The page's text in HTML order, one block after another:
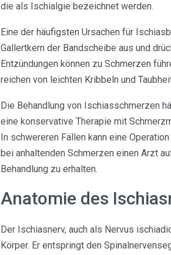
die als Ischialgie bezeichnet werden.
Eine der häufigsten Ursachen für
Gallertkern der Bandscheibe aus und
Entzündungen können zu Schmerzen
reichen von leichten Kribbeln und
Die Behandlung von Ischiasschmerzen
eine konservative Therapie mit
In schwereren Fällen kann eine
bei anhaltenden Schmerzen einen Arzt
Behandlung zu erhalten.
Anatomie des
Der Ischiasnerv, auch als Nervus
Körper. Er entspringt den